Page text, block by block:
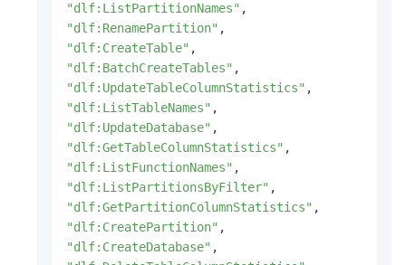
"dlf:ListPartitionNames" ,
"dlf:RenamePartition" ,
"dlf:CreateTable" ,
"dlf:BatchCreateTables" ,
"dlf:UpdateTableColumnStatistics" ,
"dlf:ListTableNames" ,
"dlf:UpdateDatabase" ,
"dlf:GetTableColumnStatistics" ,
"dlf:ListFunctionNames" ,
"dlf:ListPartitionsByFilter" ,
"dlf:GetPartitionColumnStatistics" ,
"dlf:CreatePartition" ,
"dlf:CreateDatabase" ,